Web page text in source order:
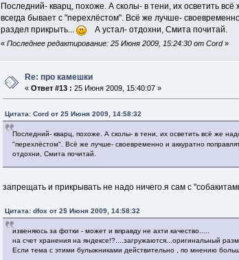
Последний- кварц, похоже. А сколы- в тени, их осветить
всегда бывает с "перехлёстом". Всё же лучше-
раздел прикрыть...
А устал- отдохни, Смита почитай.
« Последнее редактирование: 25 Июня 2009, 15:24:30 от Cord»
Re: про камешки
«Ответ #13 : 25 Июня 2009, 15:40:07 »
Цитата: Cord от 25 Июня 2009, 14:58:32
Последний- кварц, похоже. А сколы- в тени, их осветить всё же
"перехлёстом". Всё же лучше- своевременно и аккуратно
отдохни, Смита почитай.
запрещать и прикрывать не надо ничего.я сам с
Цитата: dfox от 25 Июня 2009, 14:58:32
извеняюсь за фотки - может и вправду не ахти качество.....
на счет хранения на яндексе!?....загружаются...оригинальный
Если тема с этими булыжниками действительно , по мнению